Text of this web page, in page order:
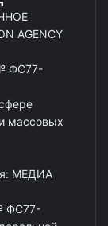
AGENCY
ФС77-
массовых
МЕДИА
ФС77-